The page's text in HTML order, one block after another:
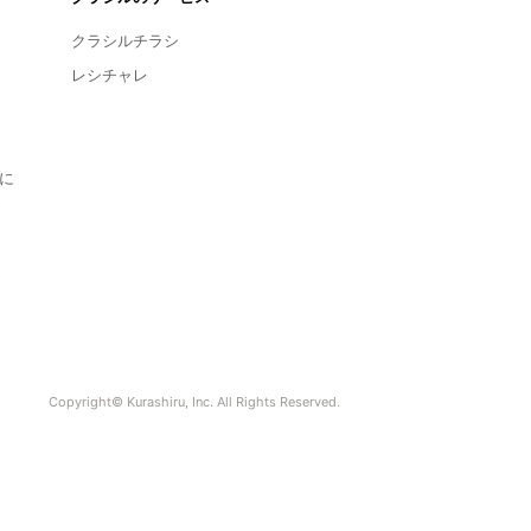
クラシルチラシ
レシチャレ
Copyright© Kurashiru, Inc. All Rights Reserved.